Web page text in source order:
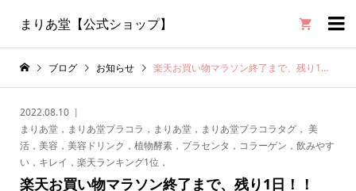
まりあ堂【公式ショップ】 
ブログ お知らせ 楽天お買い物マラソン終了まで、残り1日！！
2022.08.10
まりあ堂，まりあ堂プラコラ，まりあ堂，まりあ堂プラコラタグ， 美
活，美容，美容ドリンク，植物酵素，プラセンタ，コラーゲン，飲みやす
い，キレイ，楽天ランキング1位，
楽天お買い物マラソン終了まで、残り1日！！